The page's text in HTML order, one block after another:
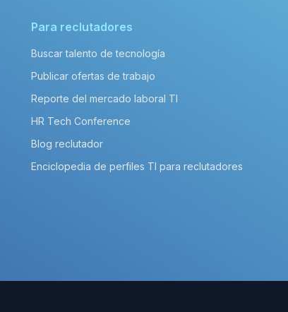
Para reclutadores
Buscar talento de tecnología
Publicar ofertas de trabajo
Reporte del mercado laboral TI
HR Tech Conference
Blog reclutador
Enciclopedia de perfiles TI para reclutadores